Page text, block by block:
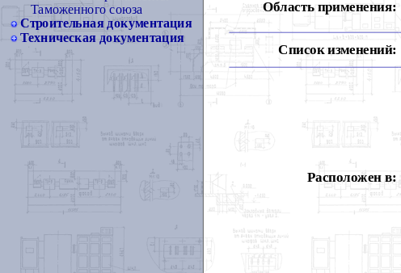
Таможенного союза
Строительная документация
Техническая документация
Область применения:
Список изменений:
Расположен в: